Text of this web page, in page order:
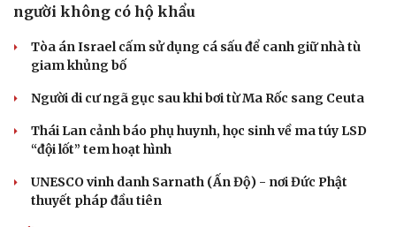
người không có hộ khẩu
Tòa án Israel cấm sử dụng cá sấu để canh giữ nhà tù
giam khủng bố
Người di cư ngã gục sau khi bơi từ Ma Rốc sang Ceuta
Thái Lan cảnh báo phụ huynh, học sinh về ma túy LSD
“đội lốt” tem hoạt hình
UNESCO vinh danh Sarnath (Ấn Độ) - nơi Đức Phật
thuyết pháp đầu tiên